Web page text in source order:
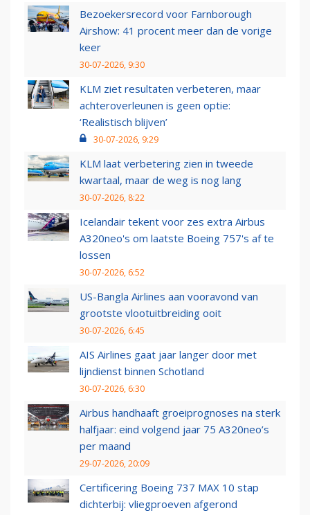
Bezoekersrecord voor Farnborough
Airshow: 41 procent meer dan de vorige
keer
30-07-2026, 9:30
KLM ziet resultaten verbeteren, maar
achteroverleunen is geen optie:
‘Realistisch blijven’
30-07-2026, 9:29
KLM laat verbetering zien in tweede
kwartaal, maar de weg is nog lang
30-07-2026, 8:22
Icelandair tekent voor zes extra Airbus
A320neo's om laatste Boeing 757's af te
lossen
30-07-2026, 6:52
US-Bangla Airlines aan vooravond van
grootste vlootuitbreiding ooit
30-07-2026, 6:45
AIS Airlines gaat jaar langer door met
lijndienst binnen Schotland
30-07-2026, 6:30
Airbus handhaaft groeiprognoses na sterk
halfjaar: eind volgend jaar 75 A320neo’s
per maand
29-07-2026, 20:09
Certificering Boeing 737 MAX 10 stap
dichterbij: vliegproeven afgerond